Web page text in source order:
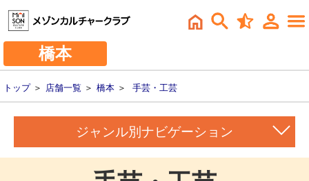
橋本
トップ＞ 店舗一覧 ＞ 橋本 ＞ 手芸・工芸
ジャンル別ナビゲーション